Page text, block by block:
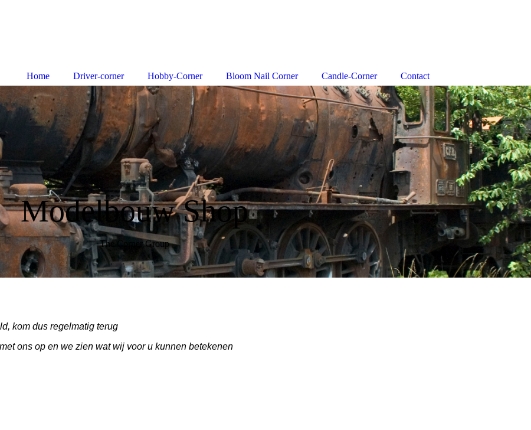
Modelbouw Shop
The Corner Group
kom dus regelmatig terug
ons op en we zien wat wij voor u kunnen betekenen
Home Driver-corner Hobby-Corner Bloom Nail Corner Candle-Corner Contact